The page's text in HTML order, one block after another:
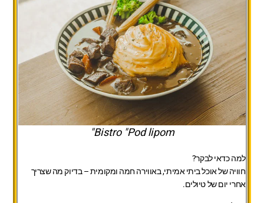
Bistro "Pod lipom"
למה כדאי לבקר?
חוויה של אוכל ביתי אמיתי, באווירה חמה ומקומית – בדיוק מה שצריך
אחרי יום של טיולים.